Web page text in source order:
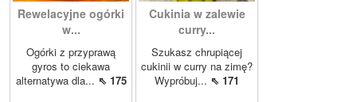
Rewelacyjne ogórki
w...
Ogórki z przyprawą
gyros to ciekawa
alternatywa dla... ⇖ 175
Cukinia w zalewie
curry...
Szukasz chrupiącej
cukinii w curry na zimę?
Wypróbuj... ⇖ 171